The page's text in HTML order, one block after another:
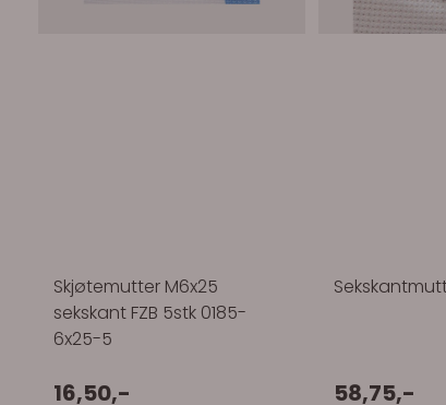
Skjøtemutter M6x25
sekskant FZB 5stk 0185-
6x25-5
16,50,- 58,75,-